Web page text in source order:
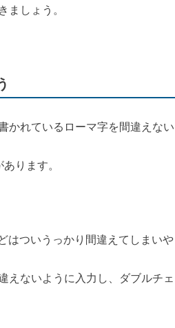
ましょう。
かれているローマ字を間違えない
ります。
はついうっかり間違えてしまいや
えないように入力し、ダブルチェ